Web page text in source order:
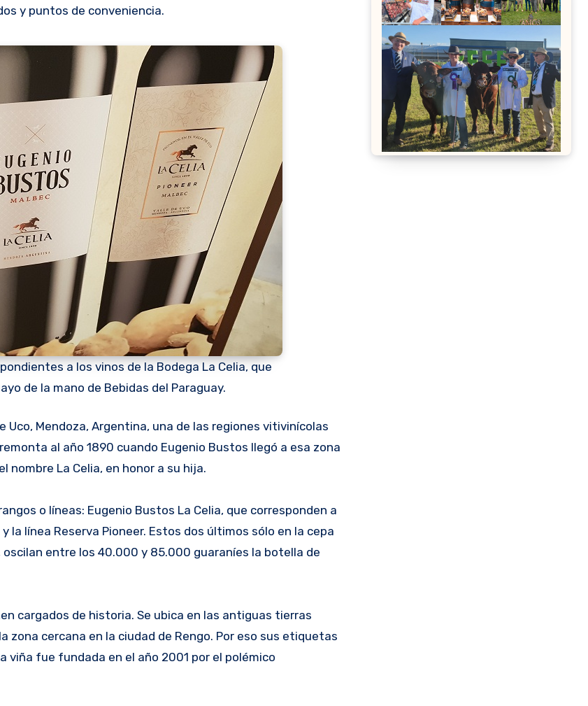
y puntos de conveniencia.
a los vinos de la Bodega La Celia, que
de la mano de Bebidas del Paraguay.
Uco, Mendoza, Argentina, una de las regiones vitivinícolas
al año 1890 cuando Eugenio Bustos llegó a esa zona
nombre La Celia, en honor a su hija.
o líneas: Eugenio Bustos La Celia, que corresponden a
la línea Reserva Pioneer. Estos dos últimos sólo en la cepa
entre los 40.000 y 85.000 guaraníes la botella de
cargados de historia. Se ubica en las antiguas tierras
cercana en la ciudad de Rengo. Por eso sus etiquetas
fue fundada en el año 2001 por el polémico